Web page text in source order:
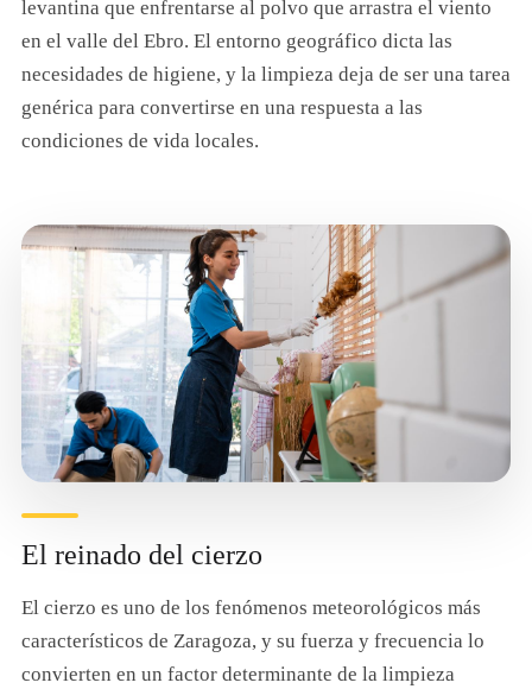
levantina que enfrentarse al polvo que arrastra el viento
en el valle del Ebro. El entorno geográfico dicta las
necesidades de higiene, y la limpieza deja de ser una tarea
genérica para convertirse en una respuesta a las
condiciones de vida locales.
El reinado del cierzo
El cierzo es uno de los fenómenos meteorológicos más
característicos de Zaragoza, y su fuerza y frecuencia lo
convierten en un factor determinante de la limpieza